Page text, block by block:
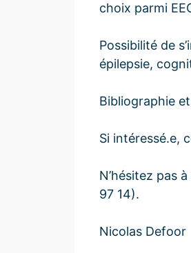
choix parmi
Possibilité de
épilepsie,
Bibliographie
Si intéressé.e,
N’hésitez pas
97 14).
Nicolas Defoor